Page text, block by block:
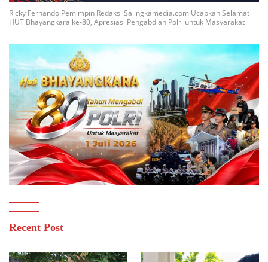
Ricky Fernando Pemimpin Redaksi Salingkamedia.com Ucapkan Selamat
HUT Bhayangkara ke-80, Apresiasi Pengabdian Polri untuk Masyarakat
Recent Post